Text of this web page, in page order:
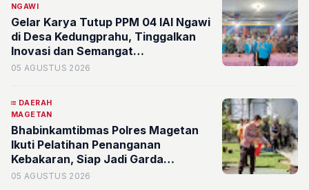
NGAWI
Gelar Karya Tutup PPM 04 IAI Ngawi
di Desa Kedungprahu, Tinggalkan
Inovasi dan Semangat
Pemberdayaan Masyarakat
05 AGUSTUS 2026
DAERAH
MAGETAN
Bhabinkamtibmas Polres Magetan
Ikuti Pelatihan Penanganan
Kebakaran, Siap Jadi Garda
Terdepan di Desa
05 AGUSTUS 2026